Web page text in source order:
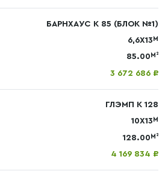
БАРНХАУС К 85 (БЛОК №1)
6,6X13М
85.00М²
3 672 686 ₽
ГЛЭМП К 128
10Х13 М
128.00М²
4 169 834 ₽